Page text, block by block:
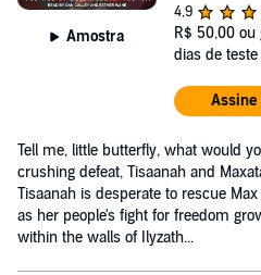
Amostra
4,9
R$ 50,00 ou
dias de teste
Tell me, little butterfly, what would
crushing defeat, Tisaanah and
Tisaanah is desperate to rescue
as her people's fight for freedom
within the walls of Ilyzath...